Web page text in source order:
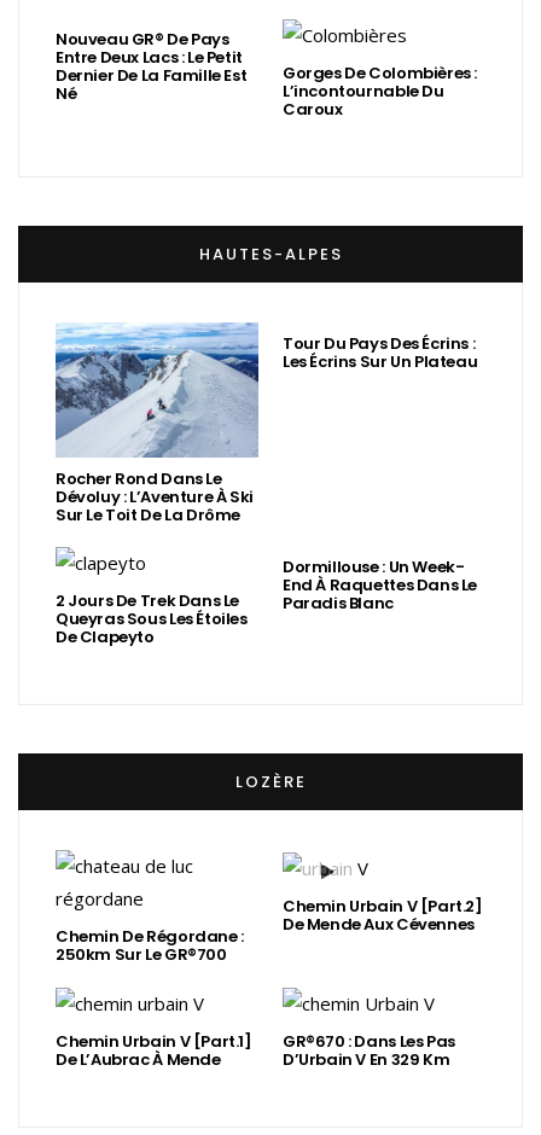
Nouveau GR® De Pays
Entre Deux Lacs : Le Petit
Dernier De La Famille Est
Né
Gorges De Colombières :
L’incontournable Du
Caroux
HAUTES-ALPES
Rocher Rond Dans Le
Dévoluy : L’Aventure À Ski
Sur Le Toit De La Drôme
Tour Du Pays Des Écrins :
Les Écrins Sur Un Plateau
2 Jours De Trek Dans Le
Queyras Sous Les Étoiles
De Clapeyto
Dormillouse : Un Week-
End À Raquettes Dans Le
Paradis Blanc
LOZÈRE
Chemin De Régordane :
250km Sur Le GR®700
Chemin Urbain V [Part.2]
De Mende Aux Cévennes
Chemin Urbain V [Part.1]
De L’Aubrac À Mende
GR®670 : Dans Les Pas
D’Urbain V En 329 Km